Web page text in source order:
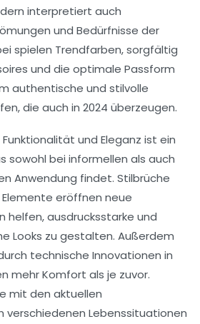
interpretiert auch
und Bedürfnisse der
spielen Trendfarben, sorgfältig
und die optimale Passform
authentische und stilvolle
die auch in 2024 überzeugen.
und Eleganz ist ein
sowohl bei informellen als auch
Anwendung findet. Stilbrüche
eröffnen neue
helfen, ausdrucksstarke und
Looks zu gestalten. Außerdem
technische Innovationen in
mehr Komfort als je zuvor.
mit den aktuellen
verschiedenen Lebenssituationen